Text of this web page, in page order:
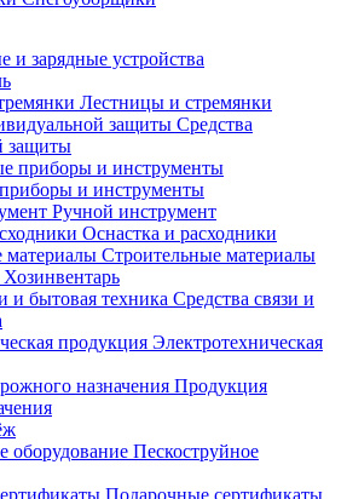
и зарядные устройства
Лестницы и стремянки
Средства
защиты
и инструменты
Ручной инструмент
Оснастка и расходники
Строительные материалы
Хозинвентарь
Средства связи и
Электротехническая
Продукция
Пескоструйное
Подарочные сертификаты